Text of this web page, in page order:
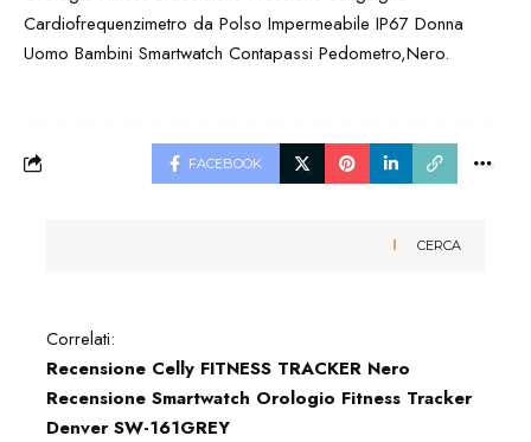
FACEBOOK
CERCA
Correlati:
Recensione Celly FITNESS TRACKER Nero
Recensione Smartwatch Orologio Fitness Tracker
Denver SW-161GREY